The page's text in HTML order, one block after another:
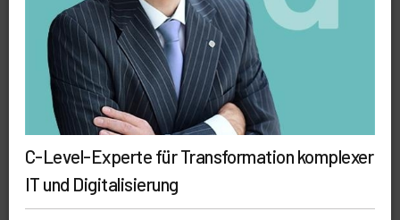
C-Level-Experte für Transformation komplexer
IT und Digitalisierung